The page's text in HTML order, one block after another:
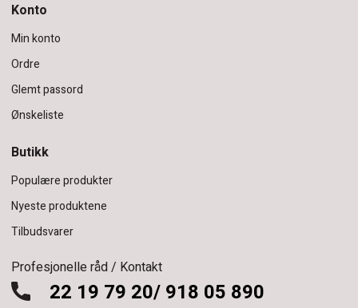
Konto
Min konto
Ordre
Glemt passord
Ønskeliste
Butikk
Populære produkter
Nyeste produktene
Tilbudsvarer
Profesjonelle råd / Kontakt
22 19 79 20/ 918 05 890